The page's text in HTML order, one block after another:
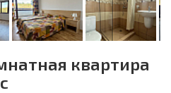
квартира